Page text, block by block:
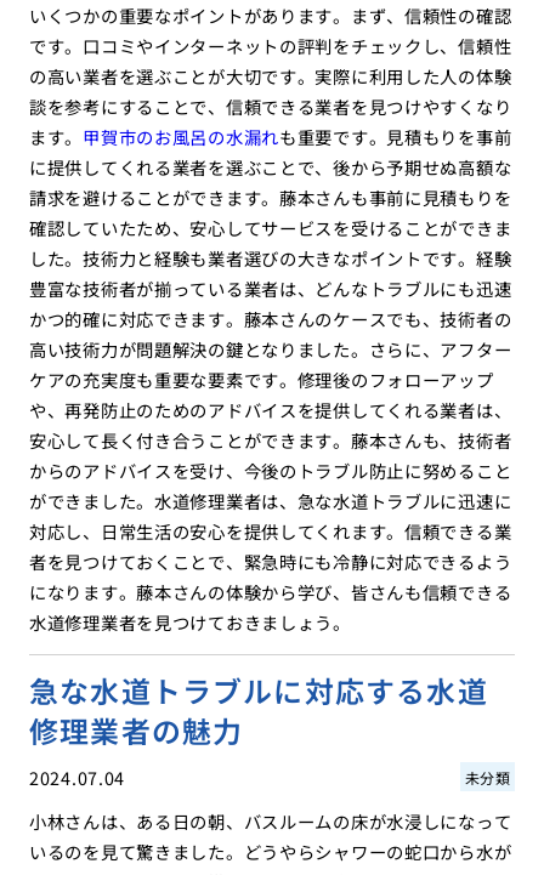
いくつかの重要なポイントがあります。まず、信頼性の確認
です。口コミやインターネットの評判をチェックし、信頼性
の高い業者を選ぶことが大切です。実際に利用した人の体験
談を参考にすることで、信頼できる業者を見つけやすくなり
ます。 甲賀市のお風呂の水漏れも重要です。見積もりを事前
に提供してくれる業者を選ぶことで、後から予期せぬ高額な
請求を避けることができます。藤本さんも事前に見積もりを
確認していたため、安心してサービスを受けることができま
した。技術力と経験も業者選びの大きなポイントです。経験
豊富な技術者が揃っている業者は、どんなトラブルにも迅速
かつ的確に対応できます。藤本さんのケースでも、技術者の
高い技術力が問題解決の鍵となりました。さらに、アフター
ケアの充実度も重要な要素です。修理後のフォローアップ
や、再発防止のためのアドバイスを提供してくれる業者は、
安心して長く付き合うことができます。藤本さんも、技術者
からのアドバイスを受け、今後のトラブル防止に努めること
ができました。水道修理業者は、急な水道トラブルに迅速に
対応し、日常生活の安心を提供してくれます。信頼できる業
者を見つけておくことで、緊急時にも冷静に対応できるよう
になります。藤本さんの体験から学び、皆さんも信頼できる
水道修理業者を見つけておきましょう。
急な水道トラブルに対応する水道
修理業者の魅力
2024.07.04 未分類
小林さんは、ある日の朝、バスルームの床が水浸しになって
いるのを見て驚きました。どうやらシャワーの蛇口から水が